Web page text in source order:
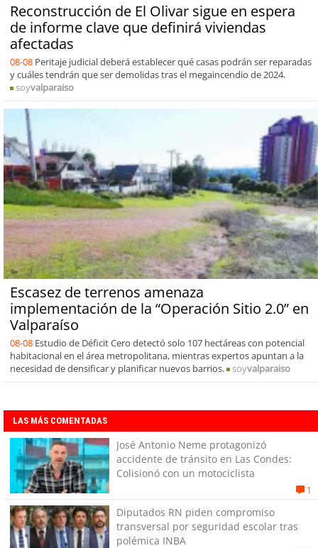
Reconstrucción de El Olivar sigue en espera
de informe clave que definirá viviendas
afectadas
08-08 Peritaje judicial deberá establecer qué casas podrán ser reparadas
y cuáles tendrán que ser demolidas tras el megaincendio de 2024.
soyvalparaiso
Escasez de terrenos amenaza
implementación de la “Operación Sitio 2.0” en
Valparaíso
08-08 Estudio de Déficit Cero detectó solo 107 hectáreas con potencial
habitacional en el área metropolitana, mientras expertos apuntan a la
necesidad de densificar y planificar nuevos barrios.
soyvalparaiso
LAS MÁS COMENTADAS
José Antonio Neme protagonizó
accidente de tránsito en Las Condes:
Colisionó con un motociclista
1
Diputados RN piden compromiso
transversal por seguridad escolar tras
polémica INBA